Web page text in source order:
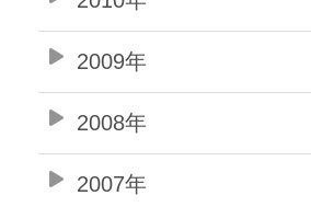
2009年
2008年
2007年